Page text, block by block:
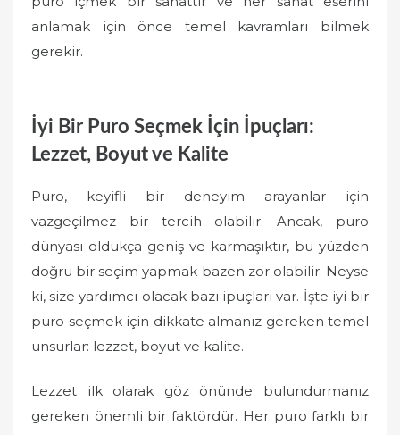
anlamak için önce temel kavramları bilmek
gerekir.
İyi Bir Puro Seçmek İçin İpuçları:
Lezzet, Boyut ve Kalite
Puro, keyifli bir deneyim arayanlar için
vazgeçilmez bir tercih olabilir. Ancak, puro
dünyası oldukça geniş ve karmaşıktır, bu yüzden
doğru bir seçim yapmak bazen zor olabilir. Neyse
ki, size yardımcı olacak bazı ipuçları var. İşte iyi bir
puro seçmek için dikkate almanız gereken temel
unsurlar: lezzet, boyut ve kalite.
Lezzet ilk olarak göz önünde bulundurmanız
gereken önemli bir faktördür. Her puro farklı bir